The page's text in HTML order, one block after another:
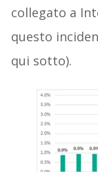
collegato a
questo
qui sotto).